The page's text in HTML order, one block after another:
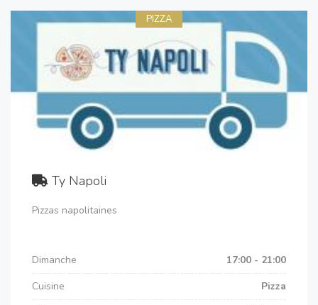
PIZZA
Ty Napoli
Pizzas napolitaines
Dimanche
17:00 - 21:00
Cuisine
Pizza